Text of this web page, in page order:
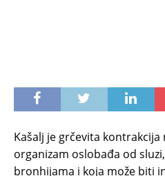
Kašalj je grčevita kontrakcija
organizam oslobađa od
bronhijama i koja može biti